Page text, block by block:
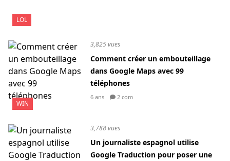
LOL
WIN
3,825 vues
Comment créer un embouteillage
dans Google Maps avec 99
téléphones
6 ans 2 com
3,788 vues
Un journaliste espagnol utilise
Google Traduction pour poser une